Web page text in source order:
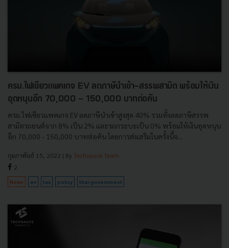
ครม.ไฟเขียวแพคเกจ EV ลดภาษีนำเข้า-สรรพสามิต พร้อมให้เงิน
อุดหนุนอีก 70,000 - 150,000 บาทต่อคัน
ครม.ไฟเขียวแพคเกจ EV ลดภาษีนำเข้าสูงสุด 40% รวมทั้งลดภาษีสรรพ
สามิตรถยนต์จาก 8% เป็น 2% และรถกระบะเป็น 0% พร้อมให้เงินอุดหนุน
อีก 70,000 - 150,000 บาทต่อคัน โดยการส่งเสริมในครั้งนี้จ...
กุมภาพันธ์ 15, 2022 | By Techsauce Team
2
News ev tax policy thai-government